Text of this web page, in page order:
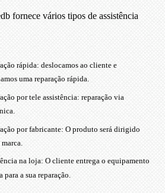
fornece vários tipos de assistência
rápida: deslocamos ao cliente e
uma reparação rápida.
por tele assistência: reparação via
por fabricante: O produto será dirigido
marca.
na loja: O cliente entrega o equipamento
para a sua reparação.